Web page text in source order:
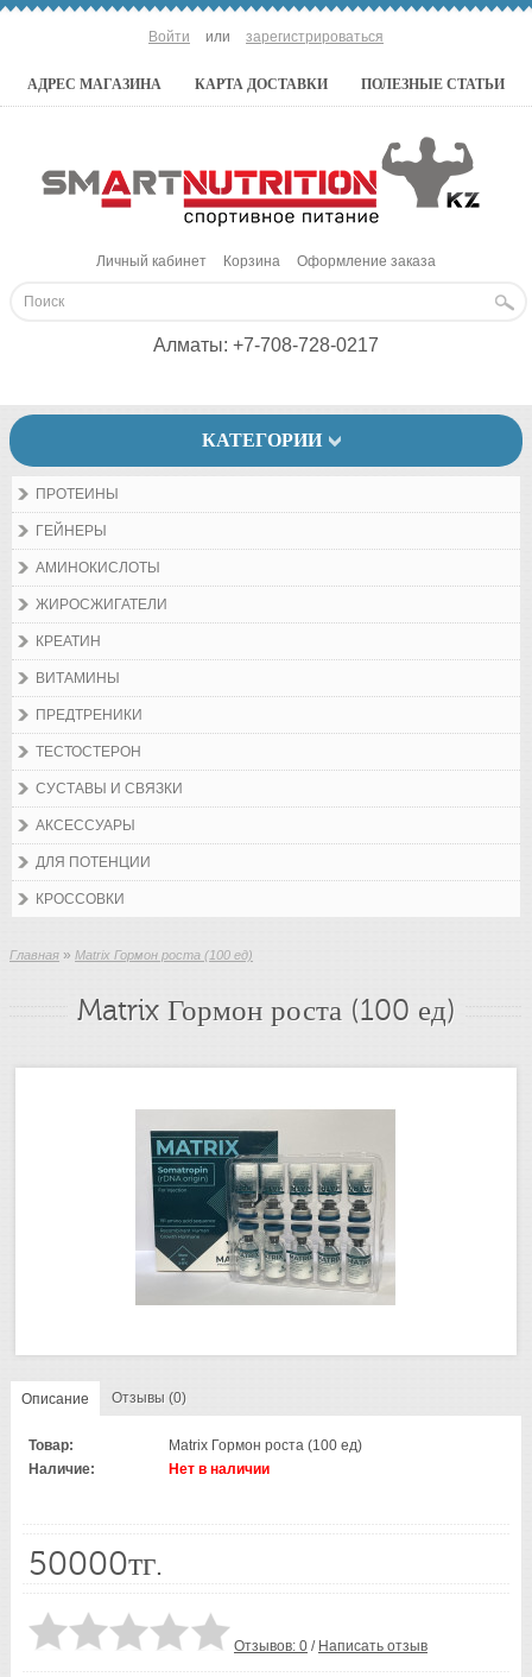
Войти или зарегистрироваться
АДРЕС МАГАЗИНА КАРТА ДОСТАВКИ ПОЛЕЗНЫЕ СТАТЬИ
Личный кабинет Корзина Оформление заказа
Алматы: +7-708-728-0217
КАТЕГОРИИ
ПРОТЕИНЫ
ГЕЙНЕРЫ
АМИНОКИСЛОТЫ
ЖИРОСЖИГАТЕЛИ
КРЕАТИН
ВИТАМИНЫ
ПРЕДТРЕНИКИ
ТЕСТОСТЕРОН
СУСТАВЫ И СВЯЗКИ
АКСЕССУАРЫ
ДЛЯ ПОТЕНЦИИ
КРОССОВКИ
Главная » Matrix Гормон роста (100 ед)
Matrix Гормон роста (100 ед)
Описание Отзывы (0)
Товар:
Matrix Гормон роста (100 ед)
Наличие:
Нет в наличии
50000тг.
Отзывов: 0 / Написать отзыв